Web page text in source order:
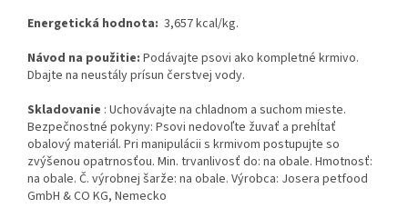
Energetická hodnota: 3,657 kcal/kg.
Návod na použitie: Podávajte psovi ako kompletné krmivo.
Dbajte na neustály prísun čerstvej vody.
Skladovanie : Uchovávajte na chladnom a suchom mieste.
Bezpečnostné pokyny: Psovi nedovoľte žuvať a prehĺtať
obalový materiál. Pri manipulácii s krmivom postupujte so
zvýšenou opatrnosťou. Min. trvanlivosť do: na obale. Hmotnosť:
na obale. Č. výrobnej šarže: na obale. Výrobca: Josera petfood
GmbH & CO KG, Nemecko